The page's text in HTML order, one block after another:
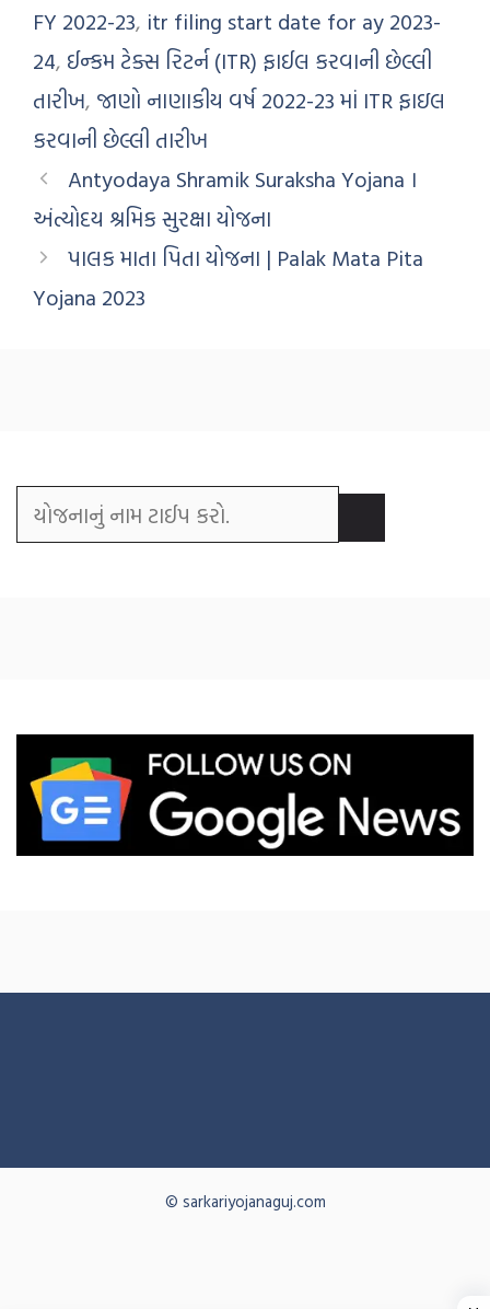
FY 2022-23, itr filing start date for ay 2023-
24, ઈન્કમ ટેક્સ રિટર્ન (ITR) ફાઈલ કરવાની છેલ્લી
તારીખ, જાણો નાણાકીય વર્ષ 2022-23 માં ITR ફાઇલ
કરવાની છેલ્લી તારીખ
Antyodaya Shramik Suraksha Yojana ।
અંત્યોદય શ્રમિક સુરક્ષા યોજના
પાલક માતા પિતા યોજના | Palak Mata Pita
Yojana 2023
© sarkariyojanaguj.com